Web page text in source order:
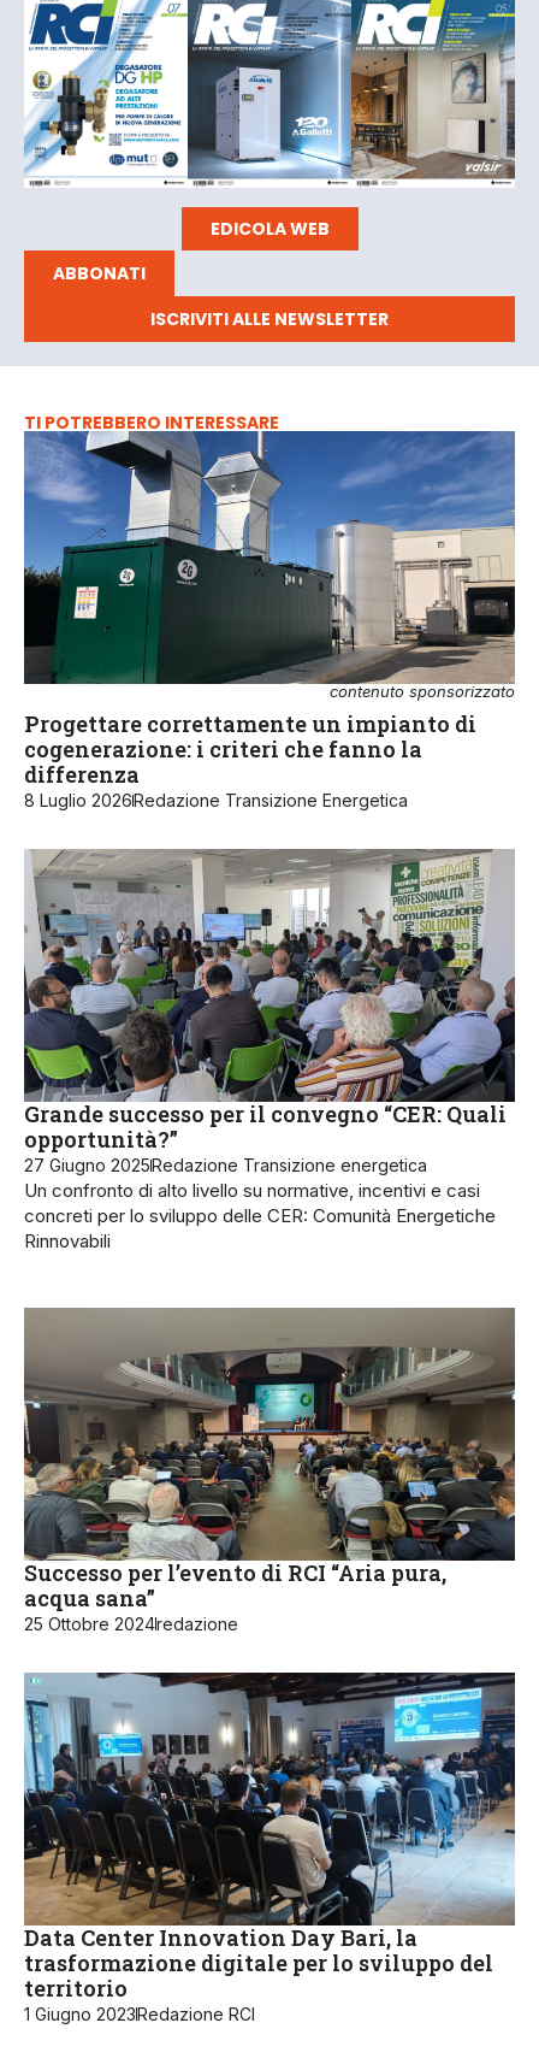
EDICOLA WEB
ABBONATI
ISCRIVITI ALLE NEWSLETTER
TI POTREBBERO INTERESSARE
contenuto sponsorizzato
Progettare correttamente un impianto di
cogenerazione: i criteri che fanno la
differenza
8 Luglio 2026Redazione Transizione Energetica
Grande successo per il convegno “CER: Quali
opportunità?”
27 Giugno 2025Redazione Transizione energetica
Un confronto di alto livello su normative, incentivi e casi
concreti per lo sviluppo delle CER: Comunità Energetiche
Rinnovabili
Successo per l’evento di RCI “Aria pura,
acqua sana”
25 Ottobre 2024redazione
Data Center Innovation Day Bari, la
trasformazione digitale per lo sviluppo del
territorio
1 Giugno 2023Redazione RCI